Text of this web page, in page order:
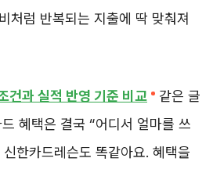
처럼 반복되는 지출에 딱 맞춰져
건과 실적 반영 기준 비교
같은 글
혜택은 결국 “어디서 얼마를 쓰
한카드레슨도 똑같아요. 혜택을